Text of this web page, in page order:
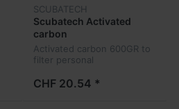
SCUBATECH
Scubatech Activated
carbon
Activated carbon 600GR to
filter personal
CHF 20.54 *